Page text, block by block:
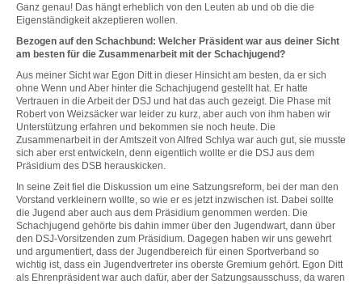
Ganz genau! Das hängt erheblich von den Leuten ab und ob die die
Eigenständigkeit akzeptieren wollen.
Bezogen auf den Schachbund: Welcher Präsident war aus deiner Sicht
am besten für die Zusammenarbeit mit der Schachjugend?
Aus meiner Sicht war Egon Ditt in dieser Hinsicht am besten, da er sich
ohne Wenn und Aber hinter die Schachjugend gestellt hat. Er hatte
Vertrauen in die Arbeit der DSJ und hat das auch gezeigt. Die Phase mit
Robert von Weizsäcker war leider zu kurz, aber auch von ihm haben wir
Unterstützung erfahren und bekommen sie noch heute. Die
Zusammenarbeit in der Amtszeit von Alfred Schlya war auch gut, sie musste
sich aber erst entwickeln, denn eigentlich wollte er die DSJ aus dem
Präsidium des DSB herauskicken.
In seine Zeit fiel die Diskussion um eine Satzungsreform, bei der man den
Vorstand verkleinern wollte, so wie er es jetzt inzwischen ist. Dabei sollte
die Jugend aber auch aus dem Präsidium genommen werden. Die
Schachjugend gehörte bis dahin immer über den Jugendwart, dann über
den DSJ-Vorsitzenden zum Präsidium. Dagegen haben wir uns gewehrt
und argumentiert, dass der Jugendbereich für einen Sportverband so
wichtig ist, dass ein Jugendvertreter ins oberste Gremium gehört. Egon Ditt
als Ehrenpräsident war auch dafür, aber der Satzungsausschuss, da waren